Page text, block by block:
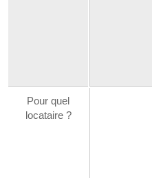
Pour quel
locataire ?